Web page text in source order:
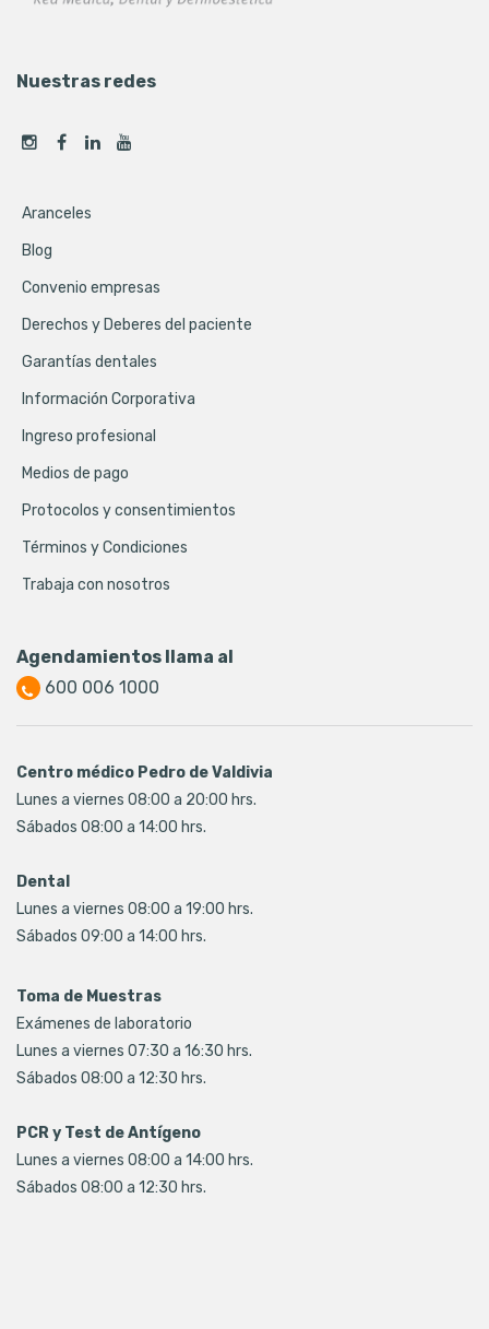
Nuestras redes
Aranceles
Blog
Convenio empresas
Derechos y Deberes del paciente
Garantías dentales
Información Corporativa
Ingreso profesional
Medios de pago
Protocolos y consentimientos
Términos y Condiciones
Trabaja con nosotros
Agendamientos llama al
600 006 1000
Centro médico Pedro de Valdivia
Lunes a viernes 08:00 a 20:00 hrs.
Sábados 08:00 a 14:00 hrs.
Dental
Lunes a viernes 08:00 a 19:00 hrs.
Sábados 09:00 a 14:00 hrs.
Toma de Muestras
Exámenes de laboratorio
Lunes a viernes 07:30 a 16:30 hrs.
Sábados 08:00 a 12:30 hrs.
PCR y Test de Antígeno
Lunes a viernes 08:00 a 14:00 hrs.
Sábados 08:00 a 12:30 hrs.